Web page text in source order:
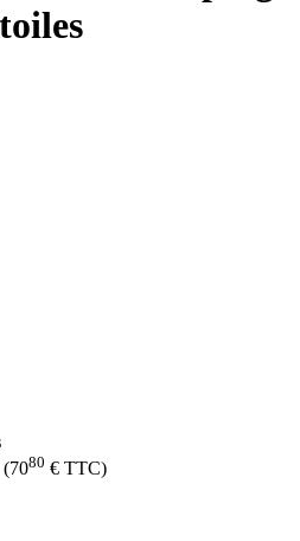
(7080 € TTC)